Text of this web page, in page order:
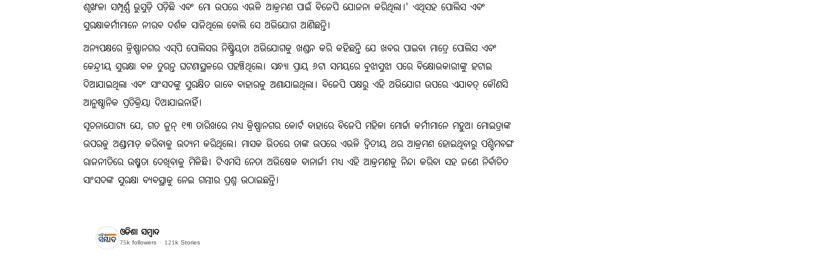
ଶୃଙ୍ଖଳା ସମ୍ପୂର୍ଣ୍ଣ ଭୁସୁଡ଼ି ପଡ଼ିଛି ଏବଂ ମୋ ଉପରେ ଏଭଳି ଆକ୍ରମଣ ପାଇଁ ବିଜେପି ଯୋଜନା କରିଥିଲା।' ଏଥିସହ ପୋଲିସ ଏବଂ
ସୁରକ୍ଷାକର୍ମୀମାନେ ନୀରବ ଦର୍ଶକ ସାଜିଥିଲେ ବୋଲି ସେ ଅଭିଯୋଗ ଆଣିଛନ୍ତି।
ଅନ୍ୟପକ୍ଷରେ କ୍ରିଷ୍ଣାନଗର ଏସ୍‌ପି ପୋଲିସର ନିଷ୍କ୍ରିୟତା ଅଭିଯୋଗକୁ ଖଣ୍ଡନ କରି କହିଛନ୍ତି ଯେ ଖବର ପାଇବା ମାତ୍ରେ ପୋଲିସ ଏବଂ
କେନ୍ଦ୍ରୀୟ ସୁରକ୍ଷା ବଳ ତୁରନ୍ତ ଘଟଣାସ୍ଥଳରେ ପହଞ୍ଚିଥିଲେ। ସନ୍ଧ୍ୟା ପ୍ରାୟ ୬ଟା ସମୟରେ ବୁଝାସୁଝା ପରେ ବିକ୍ଷୋଭକାରୀଙ୍କୁ ହଟାଇ
ଦିଆଯାଇଥିଲା ଏବଂ ସାଂସଦଙ୍କୁ ସୁରକ୍ଷିତ ଭାବେ ବାହାରକୁ ଅଣାଯାଇଥିଲା। ବିଜେପି ପକ୍ଷରୁ ଏହି ଅଭିଯୋଗ ଉପରେ ଏଯାବତ୍ କୌଣସି
ଆନୁଷ୍ଠାନିକ ପ୍ରତିକ୍ରିୟା ଦିଆଯାଇନାହିଁ।
ସୂଚନାଯୋଗ୍ୟ ଯେ, ଗତ ଜୁନ୍ ୧୩ ତାରିଖରେ ମଧ୍ୟ କ୍ରିଷ୍ଣାନଗର କୋର୍ଟ ବାହାରେ ବିଜେପି ମହିଳା ମୋର୍ଚ୍ଚା କର୍ମୀମାନେ ମହୁଆ ମୋଇତ୍ରାଙ୍କ
ଉପରକୁ ଅଣ୍ଡାମାଡ଼ କରିବାକୁ ଉଦ୍ୟମ କରିଥିଲେ। ମାସକ ଭିତରେ ତାଙ୍କ ଉପରେ ଏଭଳି ଦ୍ୱିତୀୟ ଥର ଆକ୍ରମଣ ହୋଇଥିବାରୁ ପଶ୍ଚିମବଙ୍ଗ
ରାଜନୀତିରେ ଉଷ୍ମତା ଦେଖିବାକୁ ମିଳିଛି। ଟିଏମସି ନେତା ଅଭିଷେକ ବାନାର୍ଜୀ ମଧ୍ୟ ଏହି ଆକ୍ରମଣକୁ ନିନ୍ଦା କରିବା ସହ ଜଣେ ନିର୍ବାଚିତ
ସାଂସଦଙ୍କ ସୁରକ୍ଷା ବ୍ୟବସ୍ଥାକୁ ନେଇ ଗମ୍ଭୀର ପ୍ରଶ୍ନ ଉଠାଇଛନ୍ତି।
ଓଡିଶା ସମ୍ବାଦ
75k followers 121k Stories